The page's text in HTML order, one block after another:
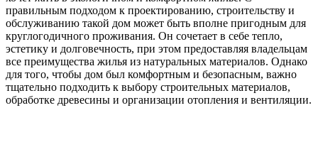
правильным подходом к проектированию, строительству и
обслуживанию такой дом может быть вполне пригодным для
круглогодичного проживания. Он сочетает в себе тепло,
эстетику и долговечность, при этом предоставляя владельцам
все преимущества жилья из натуральных материалов. Однако
для того, чтобы дом был комфортным и безопасным, важно
тщательно подходить к выбору строительных материалов,
обработке древесины и организации отопления и вентиляции.